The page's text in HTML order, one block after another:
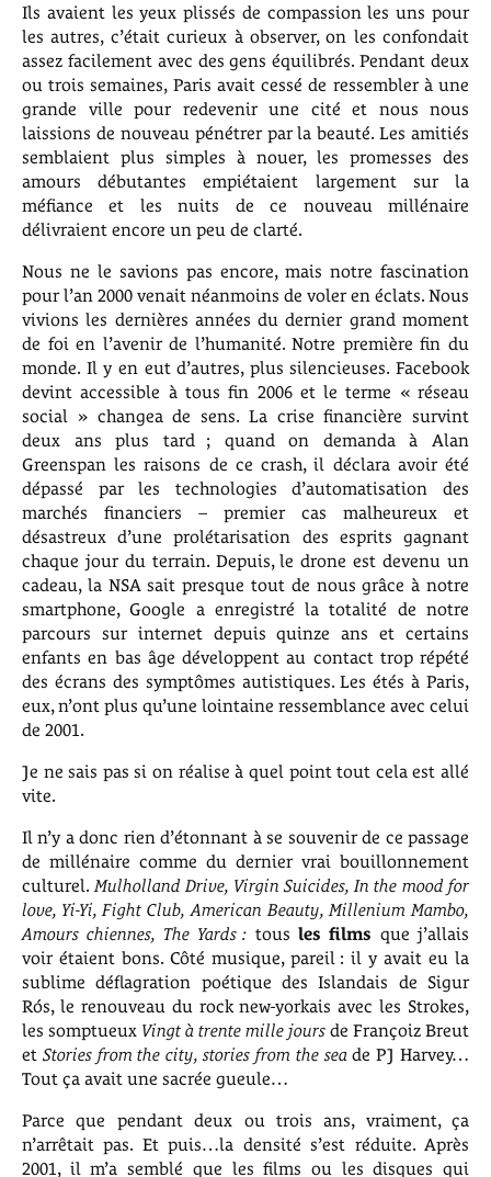
Ils avaient les yeux plissés de compassion les uns pour
les autres, c’était curieux à observer, on les confondait
assez facilement avec des gens équilibrés. Pendant deux
ou trois semaines, Paris avait cessé de ressembler à une
grande ville pour redevenir une cité et nous nous
laissions de nouveau pénétrer par la beauté. Les amitiés
semblaient plus simples à nouer, les promesses des
amours débutantes empiétaient largement sur la
méfiance et les nuits de ce nouveau millénaire
délivraient encore un peu de clarté.
Nous ne le savions pas encore, mais notre fascination
pour l’an 2000 venait néanmoins de voler en éclats. Nous
vivions les dernières années du dernier grand moment
de foi en l’avenir de l’humanité. Notre première fin du
monde. Il y en eut d’autres, plus silencieuses. Facebook
devint accessible à tous fin 2006 et le terme « réseau
social » changea de sens. La crise financière survint
deux ans plus tard ; quand on demanda à Alan
Greenspan les raisons de ce crash, il déclara avoir été
dépassé par les technologies d’automatisation des
marchés financiers – premier cas malheureux et
désastreux d’une prolétarisation des esprits gagnant
chaque jour du terrain. Depuis, le drone est devenu un
cadeau, la NSA sait presque tout de nous grâce à notre
smartphone, Google a enregistré la totalité de notre
parcours sur internet depuis quinze ans et certains
enfants en bas âge développent au contact trop répété
des écrans des symptômes autistiques. Les étés à Paris,
eux, n’ont plus qu’une lointaine ressemblance avec celui
de 2001.
Je ne sais pas si on réalise à quel point tout cela est allé
vite.
Il n’y a donc rien d’étonnant à se souvenir de ce passage
de millénaire comme du dernier vrai bouillonnement
culturel. Mulholland Drive, Virgin Suicides, In the mood for
love, Yi-Yi, Fight Club, American Beauty, Millenium Mambo,
Amours chiennes, The Yards : tousles films que j’allais
voir étaient bons. Côté musique, pareil : il y avait eu la
sublime déflagration poétique des Islandais de Sigur
Rós, le renouveau du rock new-yorkais avec les Strokes,
les somptueux Vingt à trente mille jours de Françoiz Breut
et Stories from the city, stories from the seade PJ Harvey…
Tout ça avait une sacrée gueule…
Parce que pendant deux ou trois ans, vraiment, ça
n’arrêtait pas. Et puis…la densité s’est réduite. Après
2001, il m’a semblé que les films ou les disques qui